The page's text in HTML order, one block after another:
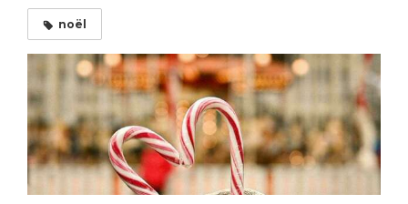
noël